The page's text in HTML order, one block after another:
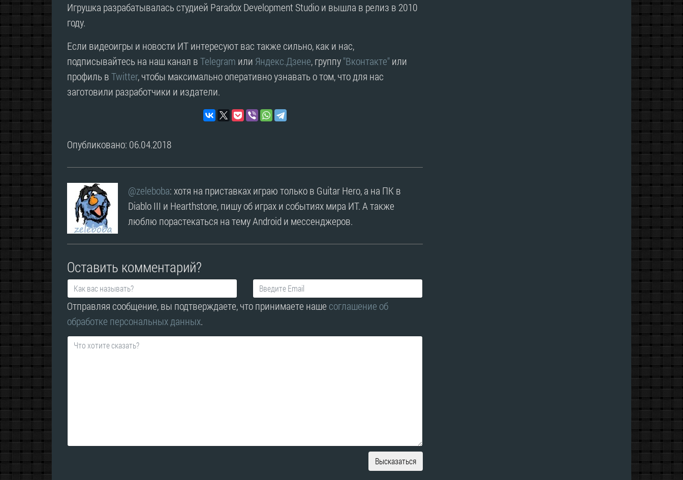
Игрушка разрабатывалась студией Paradox Development Studio и вышла в релиз в 2010
году.
Если видеоигры и новости ИТ интересуют вас также сильно, как и нас,
подписывайтесь на наш канал вTelegram или Яндекс.Дзене, группу"Вконтакте"или
профиль вTwitter, чтобы максимально оперативно узнавать о том, что для нас
заготовили разработчики и издатели.
Опубликовано: 06.04.2018
@zeleboba: хотя на приставках играю только в Guitar Hero, а на ПК в
Diablo III и Hearthstone, пишу об играх и событиях мира ИТ. А также
люблю порастекаться на тему Android и мессенджеров.
Оставить комментарий?
Отправляя сообщение, вы подтверждаете, что принимаете наше соглашение об
обработке персональных данных.
Высказаться